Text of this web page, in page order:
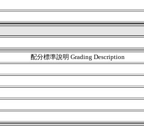
配分標準說明 Grading Description